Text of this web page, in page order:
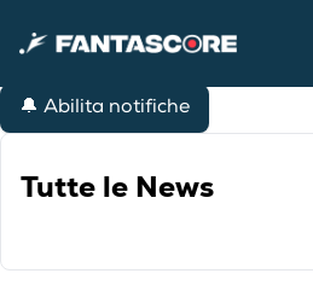
🔔 Abilita notifiche
Tutte le News